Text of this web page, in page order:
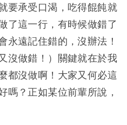
要承受口渴，吃得餛飩就
了這一行，有時候做錯了
永遠記住錯的，沒辦法！
沒做錯！）關鍵就在於我
都沒做啊！大家又何必這
嗎？正如某位前輩所說，